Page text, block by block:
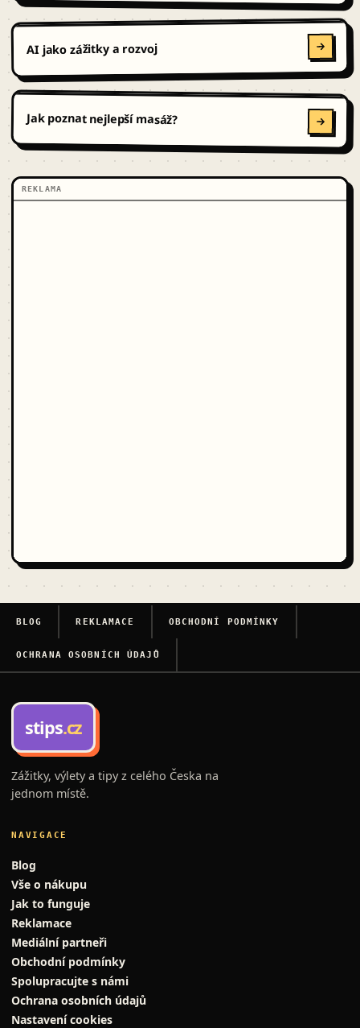
AI jako zážitky a rozvoj
Jak poznat nejlepší masáž?
REKLAMA
BLOG REKLAMACE OBCHODNÍ PODMÍNKY
OCHRANA OSOBNÍCH ÚDAJŮ
stips.cz
Zážitky, výlety a tipy z celého Česka na
jednom místě.
NAVIGACE
Blog
Vše o nákupu
Jak to funguje
Reklamace
Mediální partneři
Obchodní podmínky
Spolupracujte s námi
Ochrana osobních údajů
Nastavení cookies